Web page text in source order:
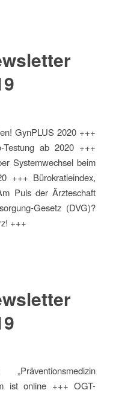
GynPLUS 2020 +++
Testung ab 2020 +++
Systemwechsel beim
+++ Bürokratieindex,
Puls der Ärzteschaft
Gesetz (DVG)?
+++
ist online +++ OGT-